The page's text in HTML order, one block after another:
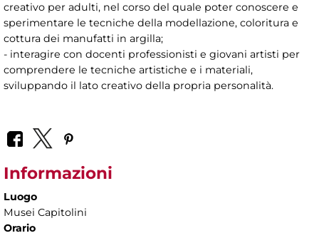
creativo per adulti, nel corso del quale poter conoscere e
sperimentare le tecniche della modellazione, coloritura e
cottura dei manufatti in argilla;
- interagire con docenti professionisti e giovani artisti per
comprendere le tecniche artistiche e i materiali,
sviluppando il lato creativo della propria personalità.
Informazioni
Luogo
Musei Capitolini
Orario